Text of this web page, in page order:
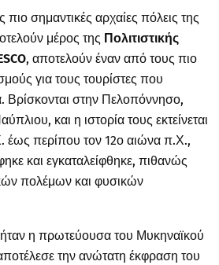
σημαντικές αρχαίες πόλεις της
μέρος της Πολιτιστικής
, αποτελούν έναν από τους πιο
για τους τουρίστες που
Βρίσκονται στην Πελοπόννησο,
και η ιστορία τους εκτείνεται
έως περίπου τον 12ο αιώνα π.Χ.,
και εγκαταλείφθηκε, πιθανώς
πολέμων και φυσικών
η πρωτεύουσα του Μυκηναϊκού
την ανώτατη έκφραση του